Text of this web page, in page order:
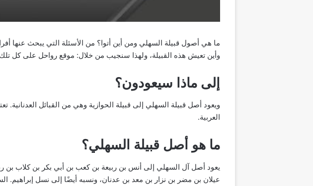
ما هي أصول قبيلة السهلي ومن أين أتوا؟ من الأسئلة التي يبحث عنها
وأين تعيش هذه القبيلة، ولهذا سنجيب من خلال: موقع رواحل على كل تلك
إلى ماذا سيعودون؟
ويعود أصل قبيلة السهلي إلى قبيلة الحوازية وهي من القبائل العدنانية.
العربية.
ما هو أصل قبيلة السهلي؟
يعود أصل آل السهلي إلى أنس بن ربيعة بن كعب بن أبي بكر بن كلاب
عيلان بن مضر بن نزار بن معد بن عدنان، ونسبه أيضًا إلى نسل إبراهيم.